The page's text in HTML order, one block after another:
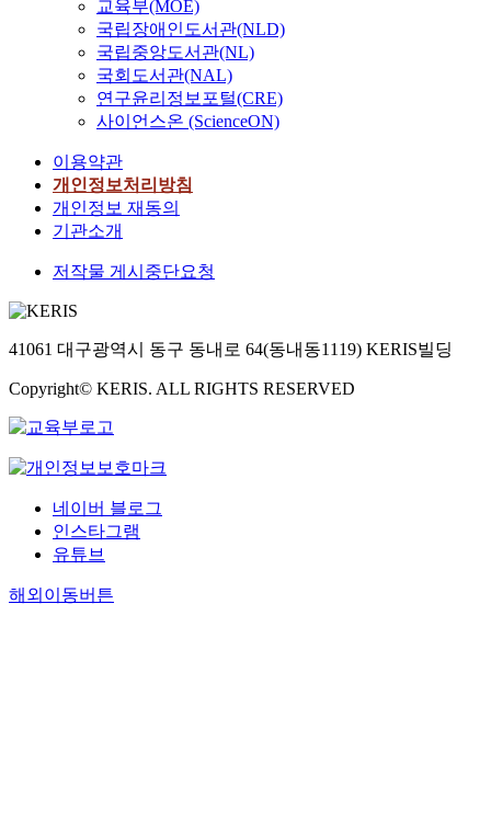
교육부(MOE)
국립장애인도서관(NLD)
국립중앙도서관(NL)
국회도서관(NAL)
연구윤리정보포털(CRE)
사이언스온 (ScienceON)
이용약관
개인정보처리방침
개인정보 재동의
기관소개
저작물 게시중단요청
41061 대구광역시 동구 동내로 64(동내동1119) KERIS빌딩
Copyright© KERIS. ALL RIGHTS RESERVED
네이버 블로그
인스타그램
유튜브
해외이동버튼